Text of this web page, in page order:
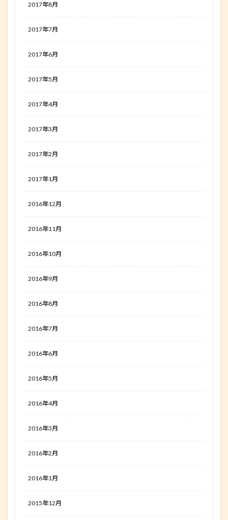
2017年8月
2017年7月
2017年6月
2017年5月
2017年4月
2017年3月
2017年2月
2017年1月
2016年12月
2016年11月
2016年10月
2016年9月
2016年8月
2016年7月
2016年6月
2016年5月
2016年4月
2016年3月
2016年2月
2016年1月
2015年12月